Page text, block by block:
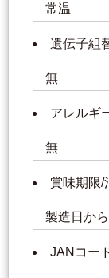
常温
遺伝子組
無
アレルギ
無
賞味期限/
製造日か
JANコー